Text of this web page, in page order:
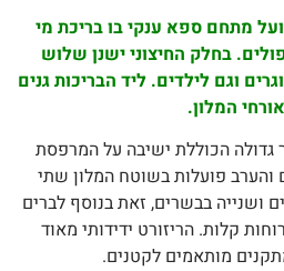
ספא ענקי בו בריכת מי
בחלק החיצוני ישנן שלוש
לילדים. ליד הבריכות גנים
המלון.
הכוללת ישיבה על המרפסת
פועלות בשוטח המלון שתי
בבשרים, זאת בנוסף לברים
הריזורט ידידותי מאוד
מותאמים לקטנים.